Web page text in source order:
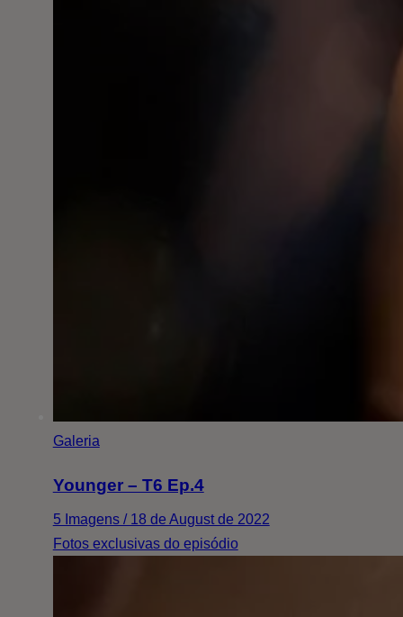
Galeria
Younger – T6 Ep.4
5 Imagens / 18 de August de 2022
Fotos exclusivas do episódio